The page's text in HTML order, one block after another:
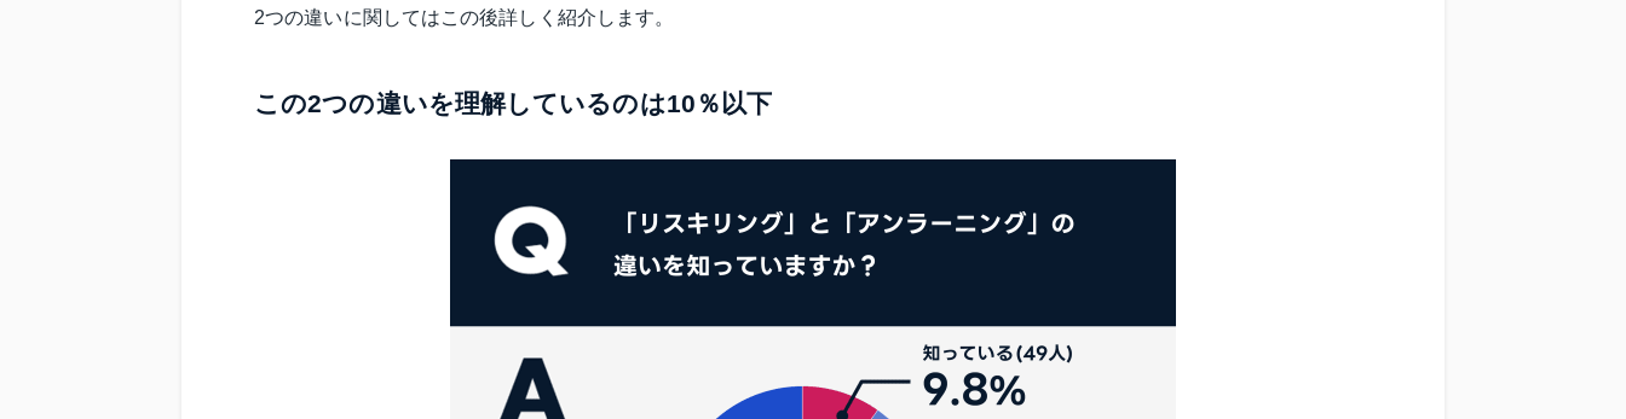
2つの違いに関してはこの後詳しく紹介します。
この2つの違いを理解しているのは10％以下